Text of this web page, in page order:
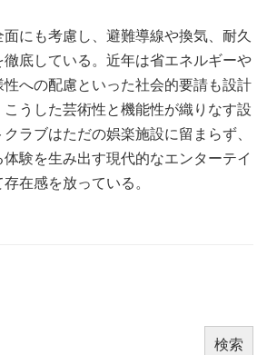
にも考慮し、避難導線や換気、耐久
底している。近年は省エネルギーや
性への配慮といった社会的要請も設計
うした芸術性と機能性が織りなす設
ラブはただの娯楽施設に留まらず、
験を生み出す現代的なエンターテイ
在感を放っている。
検索